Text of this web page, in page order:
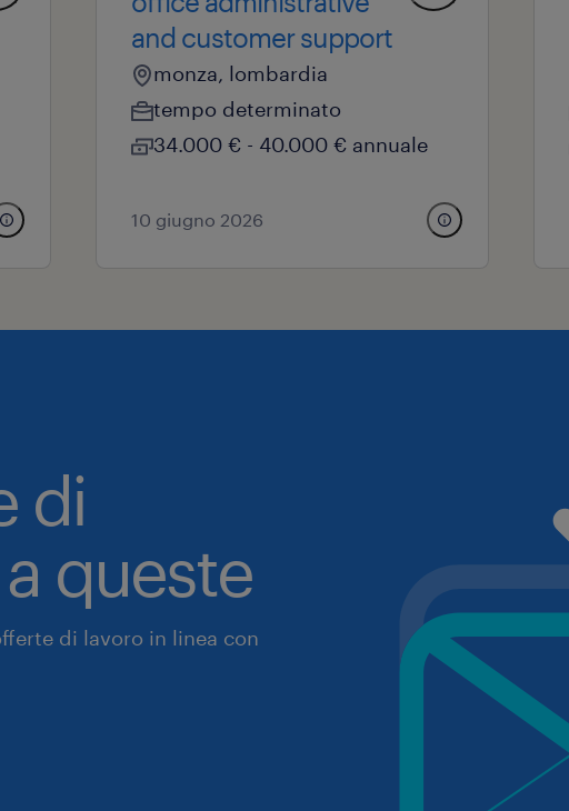
and customer support
monza, lombardia
tempo determinato
34.000 € - 40.000 € annuale
10 giugno 2026
di
queste
di lavoro in linea con